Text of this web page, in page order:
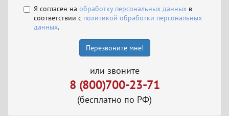
Я согласен на обработку персональных данных в
соответствии с политикой обработки персональных
данных.
Перезвоните мне!
или звоните
8 (800)700-23-71
(бесплатно по РФ)